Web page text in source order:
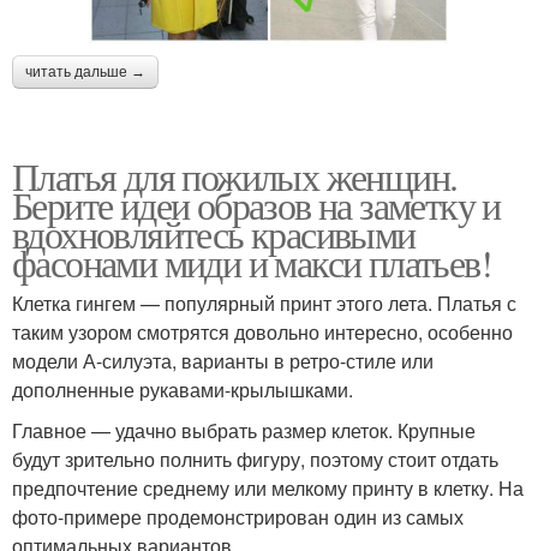
читать дальше →
Платья для пожилых женщин.
Берите идеи образов на заметку и
вдохновляйтесь красивыми
фасонами миди и макси платьев!
Клетка гингем — популярный принт этого лета. Платья с
таким узором смотрятся довольно интересно, особенно
модели А-силуэта, варианты в ретро-стиле или
дополненные рукавами-крылышками.
Главное — удачно выбрать размер клеток. Крупные
будут зрительно полнить фигуру, поэтому стоит отдать
предпочтение среднему или мелкому принту в клетку. На
фото-примере продемонстрирован один из самых